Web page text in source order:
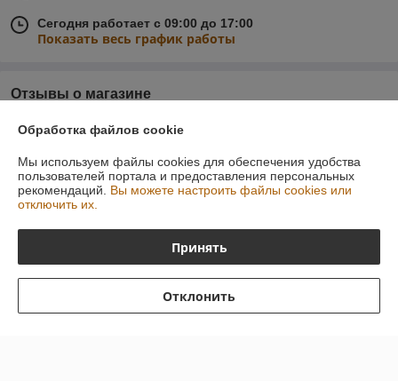
Сегодня работает с 09:00 до 17:00
Показать весь график работы
Отзывы о магазине
8 отзывов за всё время
05.06.2018
Виталий
Отлично
Быстрый ответ, в оговоренные сроки доставка, низкие цены,
13.10.2016
Пользователь скрыл свои данные
Отлично
Обработка файлов cookie
Мы используем файлы cookies для обеспечения удобства
пользователей портала и предоставления персональных
рекомендаций. Вы можете настроить файлы cookies или
отключить их.
Принять
Отклонить